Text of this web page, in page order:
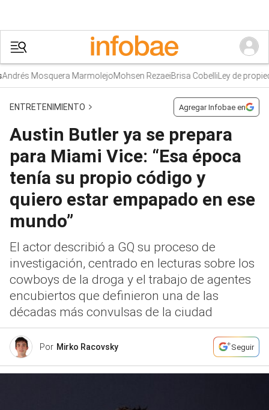
Mosquera MarmolejoMohsen RezaeiBrisa CobelliLey de
ENTRETENIMIENTO Agregar Infobae en
Austin Butler ya se prepara
para Miami Vice: “Esa época
tenía su propio código y
quiero estar empapado en ese
mundo”
El actor describió a GQ su proceso de
investigación, centrado en lecturas sobre los
cowboys de la droga y el trabajo de agentes
encubiertos que definieron una de las
décadas más convulsas de la ciudad
Por Mirko Racovsky Seguir